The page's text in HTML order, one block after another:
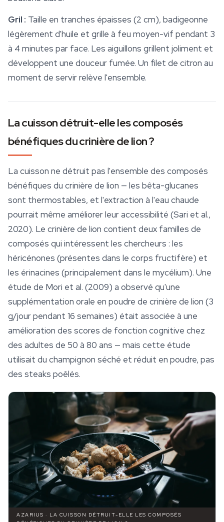
Gril : Taille en tranches épaisses (2 cm), badigeonne
légèrement d'huile et grille à feu moyen-vif pendant 3
à 4 minutes par face. Les aiguillons grillent joliment et
développent une douceur fumée. Un filet de citron au
moment de servir relève l'ensemble.
La cuisson détruit-elle les composés
bénéfiques du crinière de lion ?
La cuisson ne détruit pas l'ensemble des composés
bénéfiques du crinière de lion — les bêta-glucanes
sont thermostables, et l'extraction à l'eau chaude
pourrait même améliorer leur accessibilité (Sari et al.,
2020). Le crinière de lion contient deux familles de
composés qui intéressent les chercheurs : les
héricénones (présentes dans le corps fructifère) et
les érinacines (principalement dans le mycélium). Une
étude de Mori et al. (2009) a observé qu'une
supplémentation orale en poudre de crinière de lion (3
g/jour pendant 16 semaines) était associée à une
amélioration des scores de fonction cognitive chez
des adultes de 50 à 80 ans — mais cette étude
utilisait du champignon séché et réduit en poudre, pas
des steaks poêlés.
AZARIUS · LA CUISSON DÉTRUIT-ELLE LES COMPOSÉS